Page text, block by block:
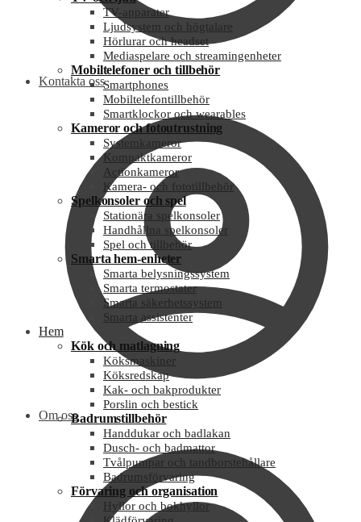
Kontakta oss
Om oss
TV-apparater
Ljudsystem och högtalare
Hörlurar och headset
Mediaspelare och streamingenheter
Mobiltelefoner och tillbehör
Smartphones
Mobiltelefontillbehör
Smartklockor och wearables
Kameror och fotoutrustning
Systemkameror
Kompaktkameror
Actionkameror
Kamera- och fototillbehör
Spelkonsoler och spel
Stationära spelkonsoler
Handhållna spelkonsoler
Spel och tillbehör
Smarta hem-enheter
Smarta belysningssystem
Smarta termostater
Smarta säkerhetssystem
Smarta assistenter
Hem
Kök och matlagning
Köksmaskiner
Köksredskap
Kak- och bakprodukter
Porslin och bestick
Badrumstillbehör
Handdukar och badlakan
Dusch- och badmattor
Tvålpumpar och tandborstehållare
Badrumsförvaring
Förvaring och organisation
Hyllor och bokhyllor